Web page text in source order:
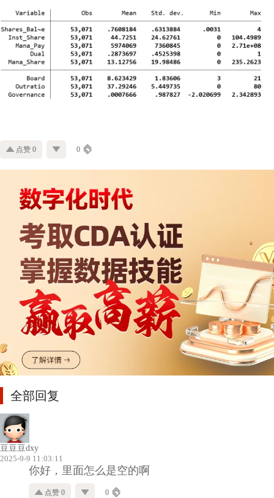
点赞 0 0
全部回复
豆豆豆dxy
2025-9-9 11:03:11
你好，里面怎么是空的啊
点赞 0 0